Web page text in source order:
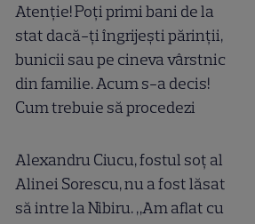
Atenție! Poți primi bani de la
stat dacă-ți îngrijești părinții,
bunicii sau pe cineva vârstnic
din familie. Acum s-a decis!
Cum trebuie să procedezi
Alexandru Ciucu, fostul soț al
Alinei Sorescu, nu a fost lăsat
să intre la Nibiru. „Am aflat cu